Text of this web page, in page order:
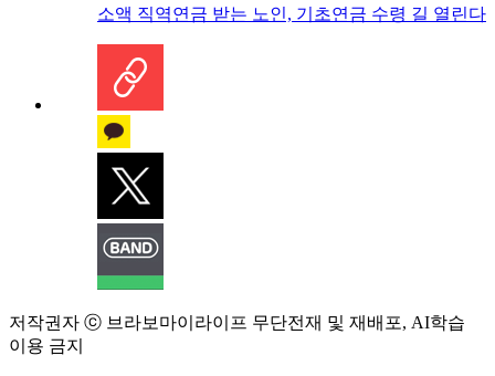
소액 직역연금 받는 노인, 기초연금 수령 길 열린다
저작권자 ⓒ 브라보마이라이프 무단전재 및 재배포, AI학습
이용 금지